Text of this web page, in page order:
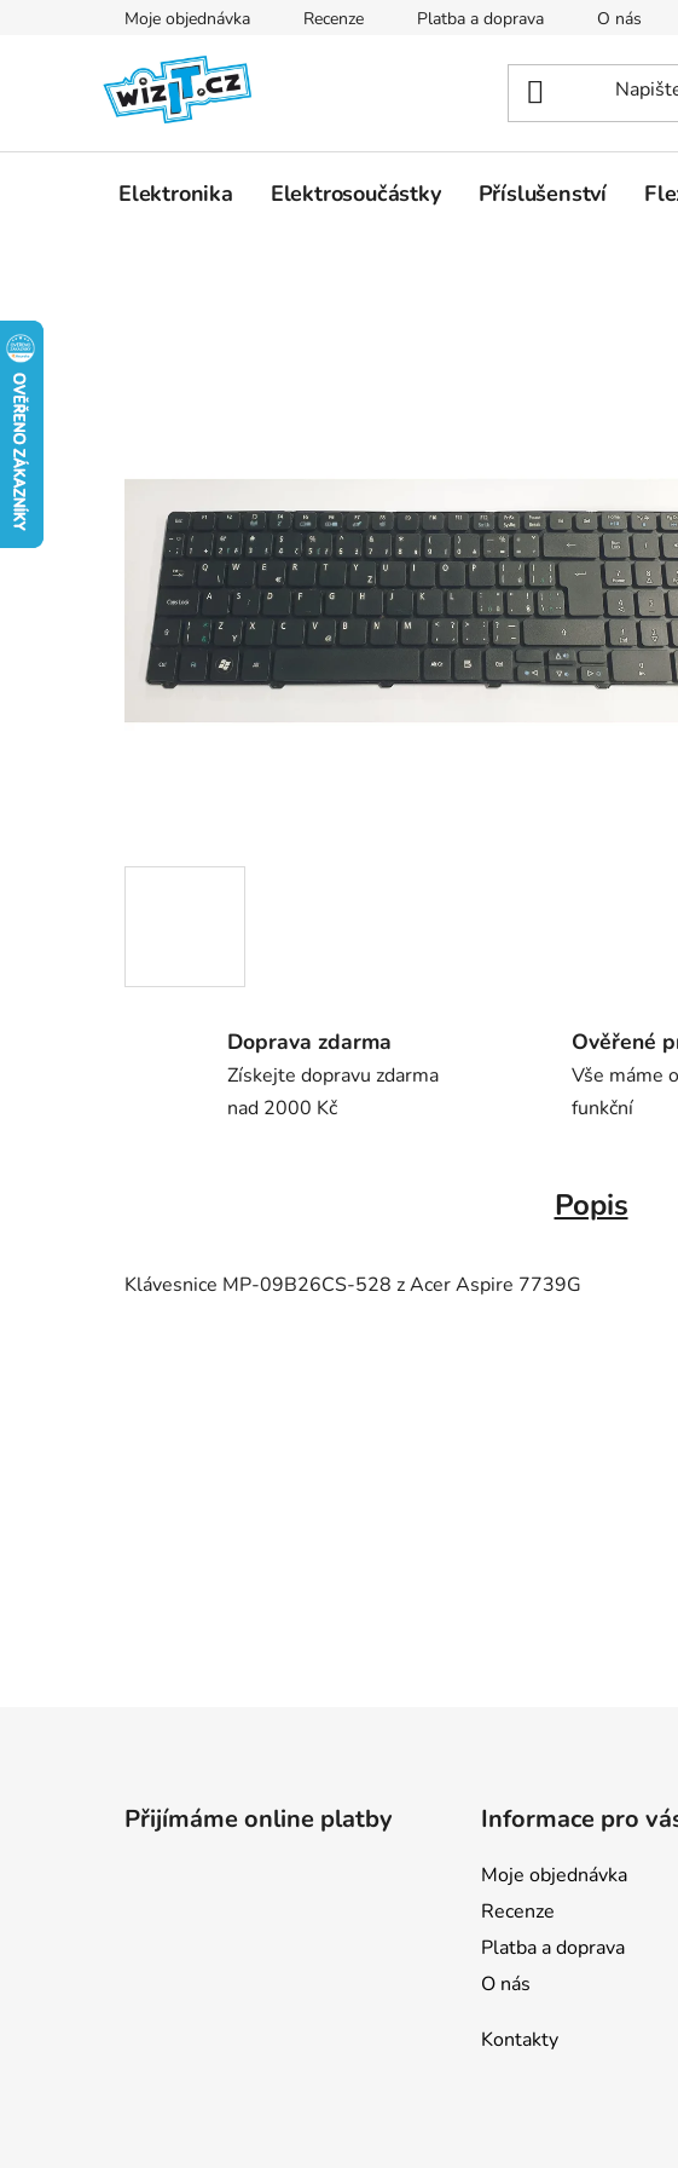
Moje objednávka Recenze Platba a doprava O nás
Elektronika Elektrosoučástky Příslušenství
Doprava zdarma
Získejte dopravu zdarma
nad 2000 Kč
Ověřené
Vše máme
funkční
Popis
Klávesnice MP-09B26CS-528 z Acer Aspire 7739G
Přijímáme online platby Informace pro
Moje objednávka
Recenze
Platba a doprava
O nás
Kontakty